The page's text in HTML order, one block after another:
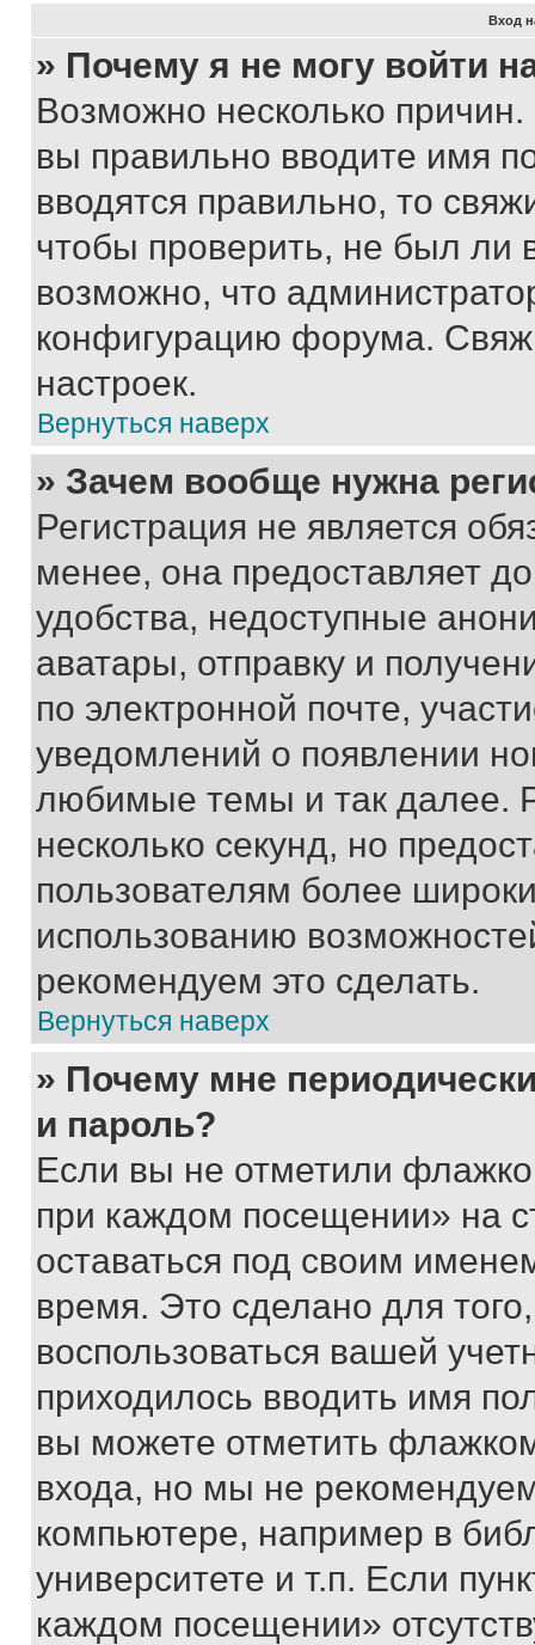
Вход
» Почему я не могу войти
Возможно несколько
вы правильно вводите имя
вводятся правильно, то
чтобы проверить, не был ли
возможно, что
конфигурацию форума.
настроек.
Вернуться наверх
» Зачем вообще нужна
Регистрация не является
менее, она предоставляет
удобства, недоступные
аватары, отправку и
по электронной почте,
уведомлений о появлении
любимые темы и так далее.
несколько секунд, но
пользователям более
использованию
рекомендуем это сделать.
Вернуться наверх
» Почему мне
и пароль?
Если вы не отметили
при каждом посещении» на
оставаться под своим
время. Это сделано для
воспользоваться вашей
приходилось вводить имя
вы можете отметить
входа, но мы не
компьютере, например в
университете и т.п. Если
каждом посещении»